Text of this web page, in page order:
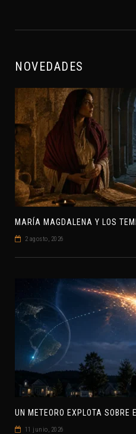
NOVEDADES
2 agosto, 2026
11 junio, 2026